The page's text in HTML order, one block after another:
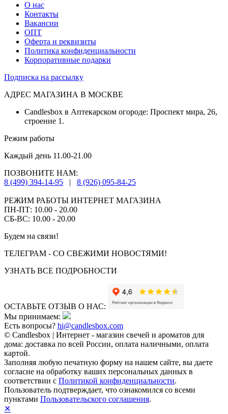
О нас
Контакты
Вакансии
ОПТ
Оферта и реквизиты
Политика конфиденциальности
Корпоративные подарки
Подписка на рассылку
АДРЕС МАГАЗИНА В МОСКВЕ
Candlesbox в Аптекарском огороде: Проспект мира, 26,
строение 1.
Режим работы
Каждый день 11.00-21.00
ПОЗВОНИТЕ НАМ:
8 (499) 394-14-95
| 8 (926) 095-84-25
РЕЖИМ РАБОТЫ ИНТЕРНЕТ МАГАЗИНА
ПН-ПТ: 10.00 - 20.00
СБ-ВС: 10.00 - 20.00
Будем на связи!
ТЕЛЕГРАМ - СО СВЕЖИМИ НОВОСТЯМИ!
УЗНАТЬ ВСЕ ПОДРОБНОСТИ
ОСТАВЬТЕ ОТЗЫВ О НАС:
Мы принимаем:
Есть вопросы? hi@candlesbox.com
© Candlesbox | Интернет - магазин свечей и ароматов для
дома: доставка по всей России, оплата наличными, оплата
картой.
Заполняя любую печатную форму на нашем сайте, вы даете
согласие на обработку ваших персональных данных в
соответствии с Политикой конфиденциальности.
Пользователь подтверждает, что ознакомился со всеми
пунктами Пользовательского соглашения.
✕